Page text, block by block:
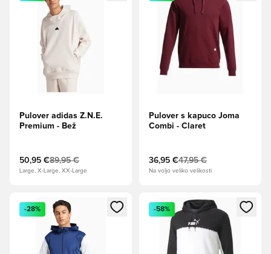
Pulover adidas Z.N.E.
Premium - Bež
50,95 €89,95 €
Large, X-Large, XX-Large
Pulover s kapuco Joma
Combi - Claret
36,95 €47,95 €
Na voljo veliko velikosti
Odpre Modal za prijavo ali vpis kot član
-28%
Odpre Modal za prijavo ali
-58%